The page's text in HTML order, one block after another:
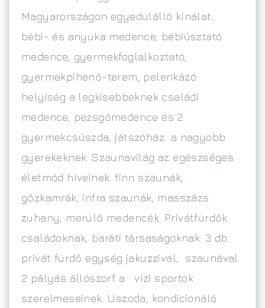
Magyarországon egyedülálló kínálat:
bébi- és anyuka medence, bébiúsztató
medence, gyermekfoglalkoztató,
gyermekpihenő-terem, pelenkázó
helyiség a legkisebbeknek családi
medence, pezsgőmedence és 2
gyermekcsúszda, játszóház a nagyobb
gyerekeknek. Szaunavilág az egészséges
életmód híveinek: finn szaunák,
gőzkamrák, infra szaunák, masszázs
zuhany, merülő medencék. Privátfürdők
családoknak, baráti társaságoknak: 3 db
privát fürdő egység jakuzzival, szaunával.
2 pályás állószörf a vízi sportok
szerelmeseinek. Uszoda, kondicionáló